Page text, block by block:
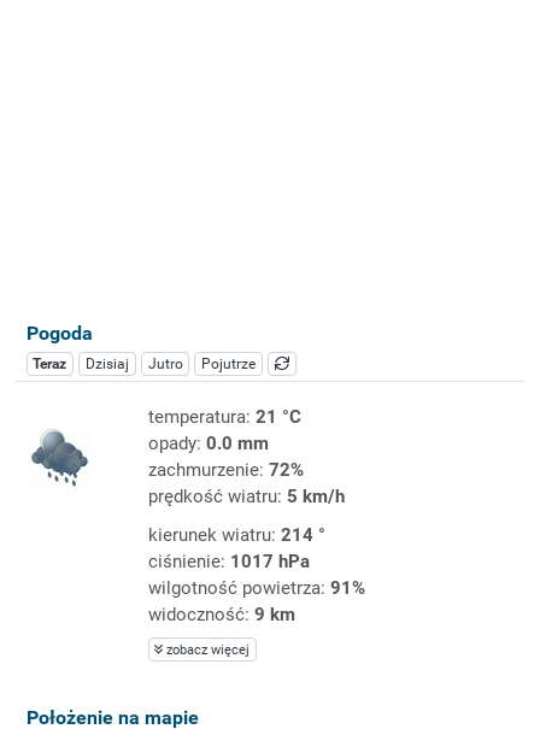
Pogoda
Teraz Dzisiaj Jutro Pojutrze
temperatura: 21 °C
opady: 0.0 mm
zachmurzenie: 72%
prędkość wiatru: 5 km/h
kierunek wiatru: 214 °
ciśnienie: 1017 hPa
wilgotność powietrza: 91%
widoczność: 9 km
zobacz więcej
Położenie na mapie